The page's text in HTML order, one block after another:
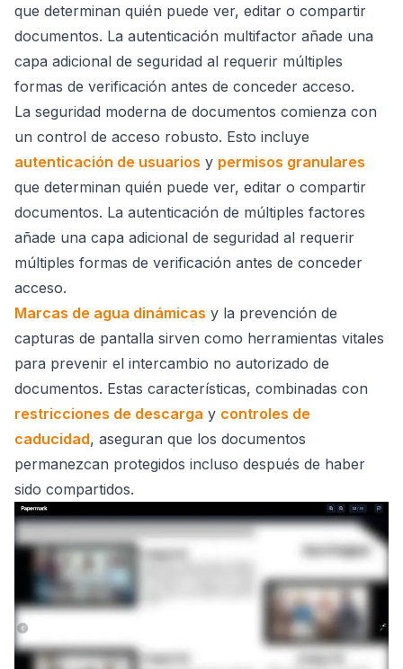
que determinan quién puede ver, editar o compartir
documentos. La autenticación multifactor añade una
capa adicional de seguridad al requerir múltiples
formas de verificación antes de conceder acceso.
La seguridad moderna de documentos comienza con
un control de acceso robusto. Esto incluye
autenticación de usuarios y permisos granulares
que determinan quién puede ver, editar o compartir
documentos. La autenticación de múltiples factores
añade una capa adicional de seguridad al requerir
múltiples formas de verificación antes de conceder
acceso.
Marcas de agua dinámicas y la prevención de
capturas de pantalla sirven como herramientas vitales
para prevenir el intercambio no autorizado de
documentos. Estas características, combinadas con
restricciones de descarga y controles de
caducidad, aseguran que los documentos
permanezcan protegidos incluso después de haber
sido compartidos.